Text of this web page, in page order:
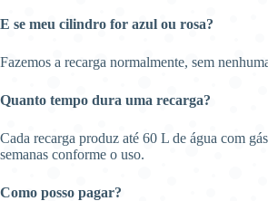
E se meu cilindro for azul ou rosa?
Fazemos a recarga normalmente, sem
Quanto tempo dura uma recarga?
Cada recarga produz até 60 L de água com
semanas conforme o uso.
Como posso pagar?